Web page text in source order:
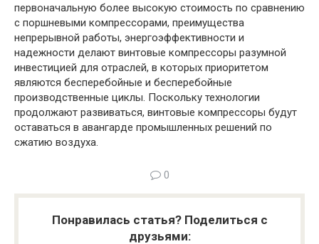
первоначальную более высокую стоимость по сравнению
с поршневыми компрессорами, преимущества
непрерывной работы, энергоэффективности и
надежности делают винтовые компрессоры разумной
инвестицией для отраслей, в которых приоритетом
являются бесперебойные и бесперебойные
производственные циклы. Поскольку технологии
продолжают развиваться, винтовые компрессоры будут
оставаться в авангарде промышленных решений по
сжатию воздуха.
0
Понравилась статья? Поделиться с
друзьями: